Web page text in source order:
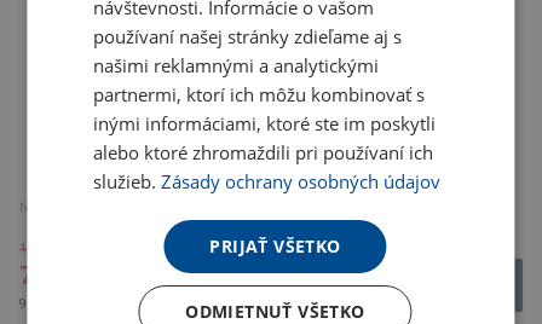
Na sklade 1 ks
12.37 €
7.40 €
9.10 € s DPH
U partnera 134 ks
7.64 €
9.40 € s DPH
návštevnosti. Informácie o vašom
používaní našej stránky zdieľame aj s
našimi reklamnými a analytickými
partnermi, ktorí ich môžu kombinovať s
inými informáciami, ktoré ste im poskytli
alebo ktoré zhromaždili pri používaní ich
služieb.Zásady ochrany osobných údajov
PRIJAŤ VŠETKO
ODMIETNUŤ VŠETKO